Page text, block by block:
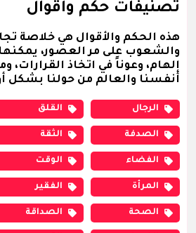
تصنيفات حكم وأقوال
هذه الحكم والأقوال هي خلاصة
والشعوب على مر العصور،
إلهام، وعوناً في اتخاذ القرارات،
أنفسنا والعالم من حولنا بشكل
الرجال القلق
الصدفة الثقة
الفضاء الوقت
المرأة الفقير
الصحة الصداقة